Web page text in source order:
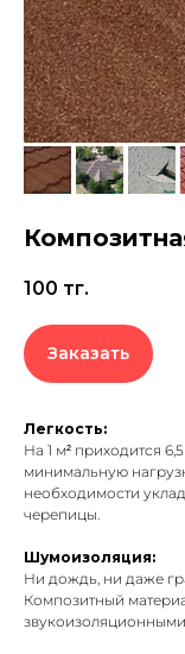
100 тг.
Заказать
Легкость:
На 1 м² приходится
минимальную
необходимости
черепицы.
Шумоизоляция:
Ни дождь, ни даже
Композитный